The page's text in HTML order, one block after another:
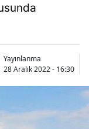
Bingöl
Bitlis
Bolu
Yayınlanma
28 Aralık 2022 - 16:30